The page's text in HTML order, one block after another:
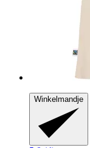
Winkelmandje